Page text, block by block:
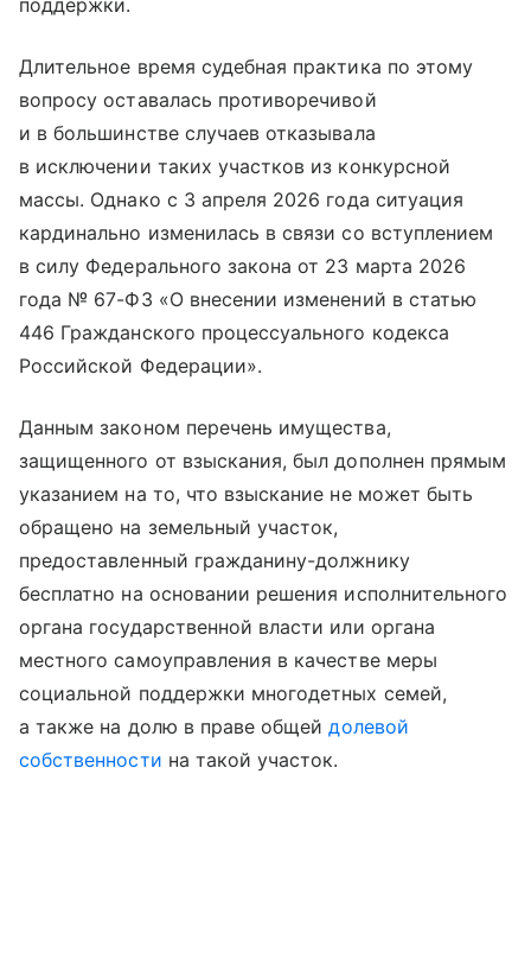
поддержки.
Длительное время судебная практика по этому
вопросу оставалась противоречивой
и в большинстве случаев отказывала
в исключении таких участков из конкурсной
массы. Однако с 3 апреля 2026 года ситуация
кардинально изменилась в связи со вступлением
в силу Федерального закона от 23 марта 2026
года № 67-ФЗ «О внесении изменений в статью
446 Гражданского процессуального кодекса
Российской Федерации».
Данным законом перечень имущества,
защищенного от взыскания, был дополнен прямым
указанием на то, что взыскание не может быть
обращено на земельный участок,
предоставленный гражданину-должнику
бесплатно на основании решения исполнительного
органа государственной власти или органа
местного самоуправления в качестве меры
социальной поддержки многодетных семей,
а также на долю в праве общейдолевой
собственности на такой участок.